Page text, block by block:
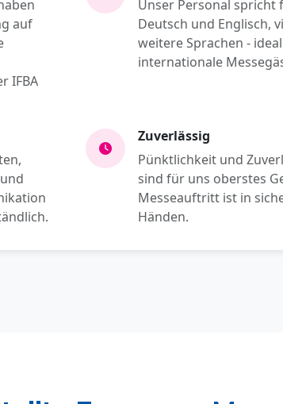
auf
IFBA
Unser Personal spricht
Deutsch und Englisch,
weitere Sprachen -
internationale
Zuverlässig
Pünktlichkeit und
sind für uns oberstes
Messeauftritt ist in
Händen.